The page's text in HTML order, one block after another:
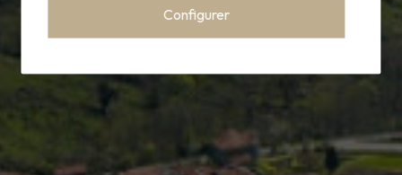
Configurer